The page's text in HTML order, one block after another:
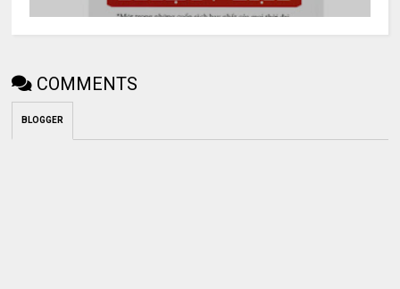
COMMENTS
BLOGGER